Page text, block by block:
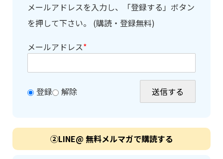
メールアドレスを入力し、「登録する」ボタン
を押して下さい。 (購読・登録無料)
メールアドレス*
登録 解除
②LINE@ 無料メルマガで購読する